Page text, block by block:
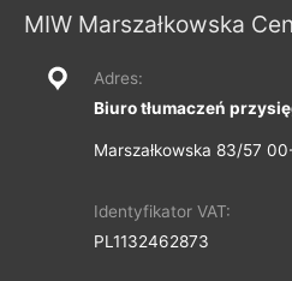
MIW Marszałkowska
Adres:
Biuro tłumaczeń
Marszałkowska 83/57
Identyfikator VAT:
PL1132462873